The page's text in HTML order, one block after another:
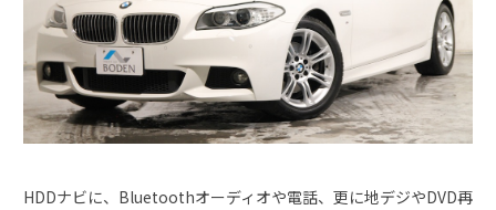
HDDナビに、Bluetoothオーディオや電話、更に地デジやDVD再